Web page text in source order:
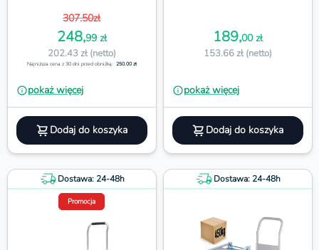
307.50zł
248,99 zł
202.43 zł (netto)
Najniższa cena z 30 dni przed obniżką: 250.00 zł
pokaż więcej
Dodaj do koszyka
189,00 zł
153.66 zł (netto)
pokaż więcej
Dodaj do koszyka
Dostawa: 24-48h
Promocja
Dostawa: 24-48h